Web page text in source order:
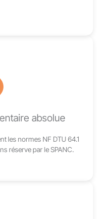
absolue
les normes NF DTU 64.1
réserve par le SPANC.